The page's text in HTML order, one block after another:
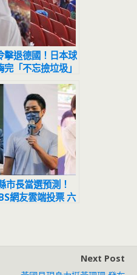
擊退德國！日本球
完「不忘撿垃圾」
讚：完美的客人
市長當選預測！
網友雲端投票 六
Next Post